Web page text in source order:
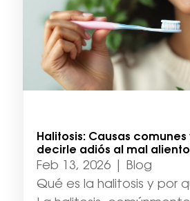
Halitosis: Causas
decirle adiós al mal aliento
Feb 13, 2026| Blog
Qué es la halitosis y por